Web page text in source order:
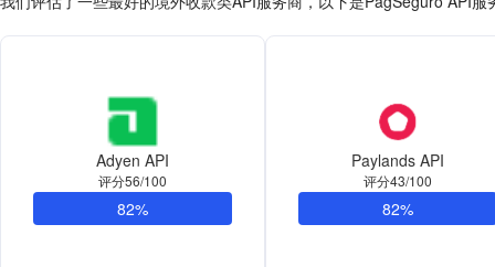
Adyen API
评分56/100
82%
Paylands API
评分43/100
82%